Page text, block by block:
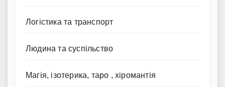
Логістика та транспорт
Людина та суспільство
Магія, ізотерика, таро , хіромантія